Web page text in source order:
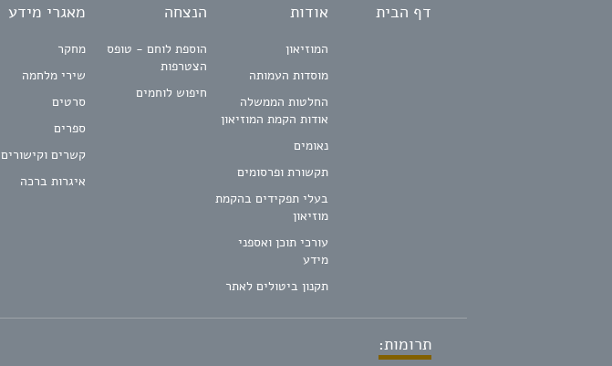
דף הבית אודות
המוזיאון
מוסדות העמותה
החלטות הממשלה
אודות הקמת המוזיאון
נאומים
תקשורת ופרסומים
בעלי תפקידים בהקמת
מוזיאון
עורכי תוכן ואספני
מידע
תקנון ביטולים לאתר
הנצחה
הוספת לוחם - טופס
הצטרפות
חיפוש לוחמים
מאגרי מידע
מחקר
שירי מלחמה
סרטים
ספרים
קשרים וקישורים
איגרות ברכה
תרומות: